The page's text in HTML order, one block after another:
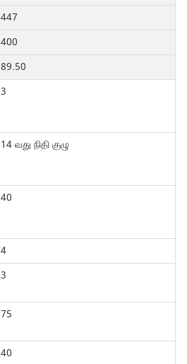
447
400
89.50
3
14 வது நிதி குழு
40
4
3
75
40